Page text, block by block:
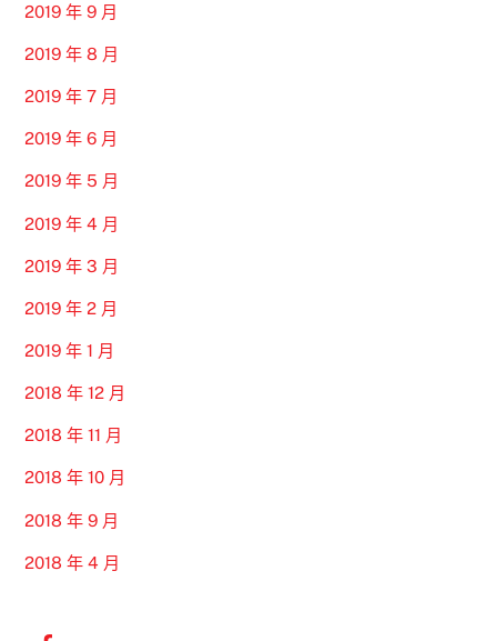
2019 年 9 月
2019 年 8 月
2019 年 7 月
2019 年 6 月
2019 年 5 月
2019 年 4 月
2019 年 3 月
2019 年 2 月
2019 年 1 月
2018 年 12 月
2018 年 11 月
2018 年 10 月
2018 年 9 月
2018 年 4 月